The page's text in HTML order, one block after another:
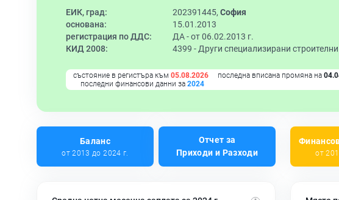
ЕИК, град: 202391445, София
основана:
15.01.2013
регистрация по ДДС:
ДА - от 06.02.2013 г.
КИД 2008:
4399 - Други специализирани
състояние в регистъра към 05.08.2026 последна вписана промяна на
последни финансови данни за 2024
Баланс
от 2013 до 2024 г.
Отчет за
Приходи и Разходи
от